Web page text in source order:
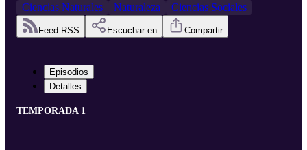
Ciencias Naturales
Naturaleza Ciencias Sociales
Feed RSS Escuchar en Compartir
Episodios
Detalles
TEMPORADA 1